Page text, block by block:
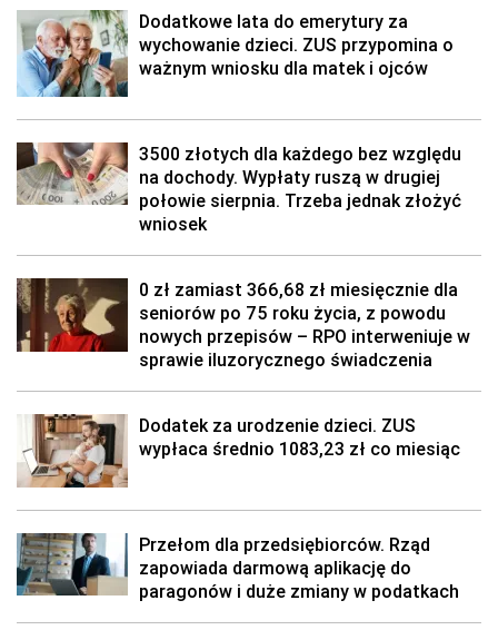
Dodatkowe lata do emerytury za
wychowanie dzieci. ZUS przypomina o
ważnym wniosku dla matek i ojców
3500 złotych dla każdego bez względu
na dochody. Wypłaty ruszą w drugiej
połowie sierpnia. Trzeba jednak złożyć
wniosek
0 zł zamiast 366,68 zł miesięcznie dla
seniorów po 75 roku życia, z powodu
nowych przepisów – RPO interweniuje w
sprawie iluzorycznego świadczenia
Dodatek za urodzenie dzieci. ZUS
wypłaca średnio 1083,23 zł co miesiąc
Przełom dla przedsiębiorców. Rząd
zapowiada darmową aplikację do
paragonów i duże zmiany w podatkach